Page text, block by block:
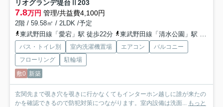
リオグランデ堤台Ⅱ 203
7.8万円 管理/共益費4,100円
2階 / 59.58㎡ / 2LDK /予定
東武野田線「愛宕」駅 徒歩22分
東武野田線「清水公園」駅 徒歩25分
バス・トイレ別 室内洗濯機置場 エアコン
バルコニー
フローリング
駐輪場
敷0 新築
玄関先まで覗き穴を覗きに行かなくてもインターホン越しに誰が来たの
かを確認できるので防犯対策につながります。室内設備は洗面... もっと